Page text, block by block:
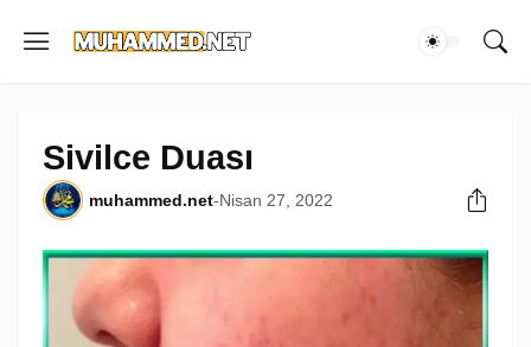
Sivilce Duası
muhammed.net-Nisan 27, 2022